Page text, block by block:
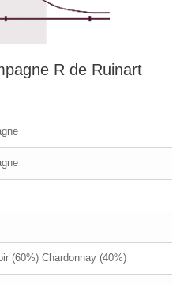
R de Ruinart
(60%) Chardonnay (40%)